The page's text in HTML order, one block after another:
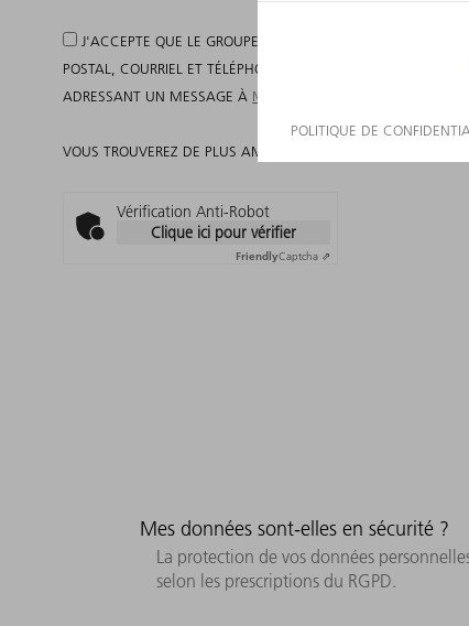
J'ACCEPTE QUE LE GROUPE TRUMPF TRAITE MES
POSTAL, COURRIEL ET TÉLÉPHONE POUR M'INFORMER DE
ADRESSANT UN MESSAGE À
VOUS TROUVEREZ DE PLUS AMPLES INFORMATIONS SUR LA
Vérification Anti-Robot
Clique ici pour vérifier
FriendlyCaptcha ⇗
Mes données sont-elles en sécurité ?
La protection de vos données
selon les prescriptions du RGPD.